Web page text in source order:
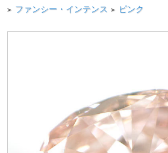
> ファンシー・インテンス > ピンク